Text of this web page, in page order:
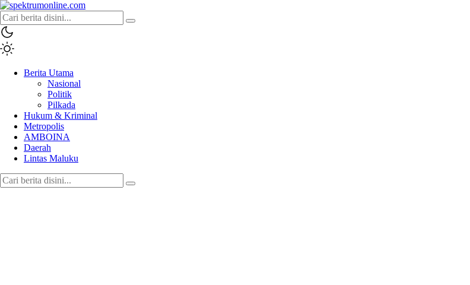
spektrumonline.com
Berita Utama
Nasional
Politik
Pilkada
Hukum & Kriminal
Metropolis
AMBOINA
Daerah
Lintas Maluku